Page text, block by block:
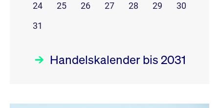
24
25 26 27 28 29
30
31
Handelskalender bis 2031